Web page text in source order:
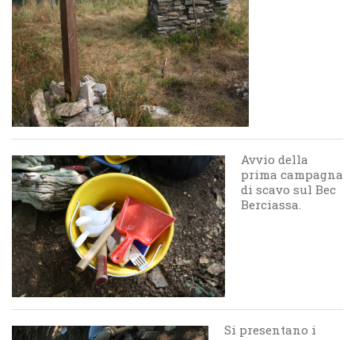
Avvio della
prima campagna
di scavo sul Bec
Berciassa.
Si presentano i